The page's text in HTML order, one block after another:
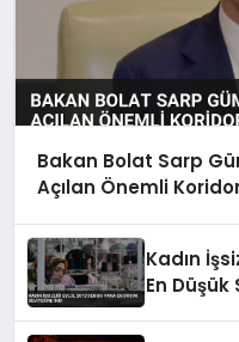
Bakan Bolat Sarp
Açılan Önemli
Kadın
En